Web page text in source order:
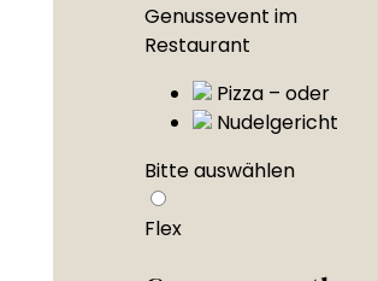
Genussevent im
Restaurant
Pizza – oder
Nudelgericht
Bitte auswählen
Flex